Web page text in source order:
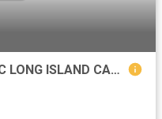
RENTA DEPARTAMENTO 2REC LONG ISLAND CANCUN